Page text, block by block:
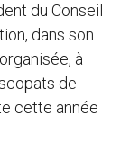
du Conseil
dans son
à
de
cette année